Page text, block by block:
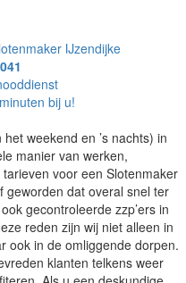
IJzendijke
bij u!
weekend en ’s nachts) in
manier van werken,
voor een Slotenmaker
geworden dat overal snel ter
gecontroleerde zzp’ers in
reden zijn wij niet alleen in
ook in de omliggende dorpen.
klanten telkens weer